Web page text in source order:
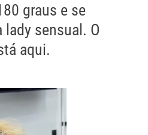
graus e se
sensual. O
aqui.